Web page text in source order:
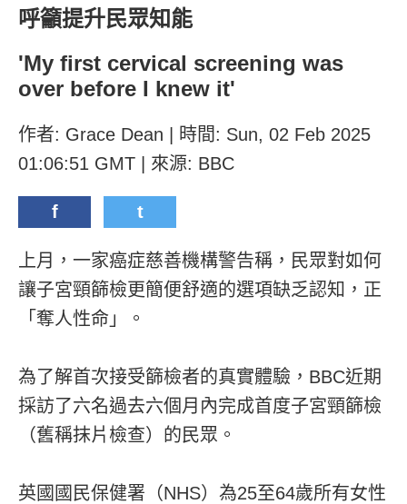
呼籲提升民眾知能
'My first cervical screening was
over before I knew it'
作者: Grace Dean | 時間: Sun, 02 Feb 2025
01:06:51 GMT | 來源: BBC
f t
上月，一家癌症慈善機構警告稱，民眾對如何
讓子宮頸篩檢更簡便舒適的選項缺乏認知，正
「奪人性命」。
為了解首次接受篩檢者的真實體驗，BBC近期
採訪了六名過去六個月內完成首度子宮頸篩檢
（舊稱抹片檢查）的民眾。
英國國民保健署（NHS）為25至64歲所有女性